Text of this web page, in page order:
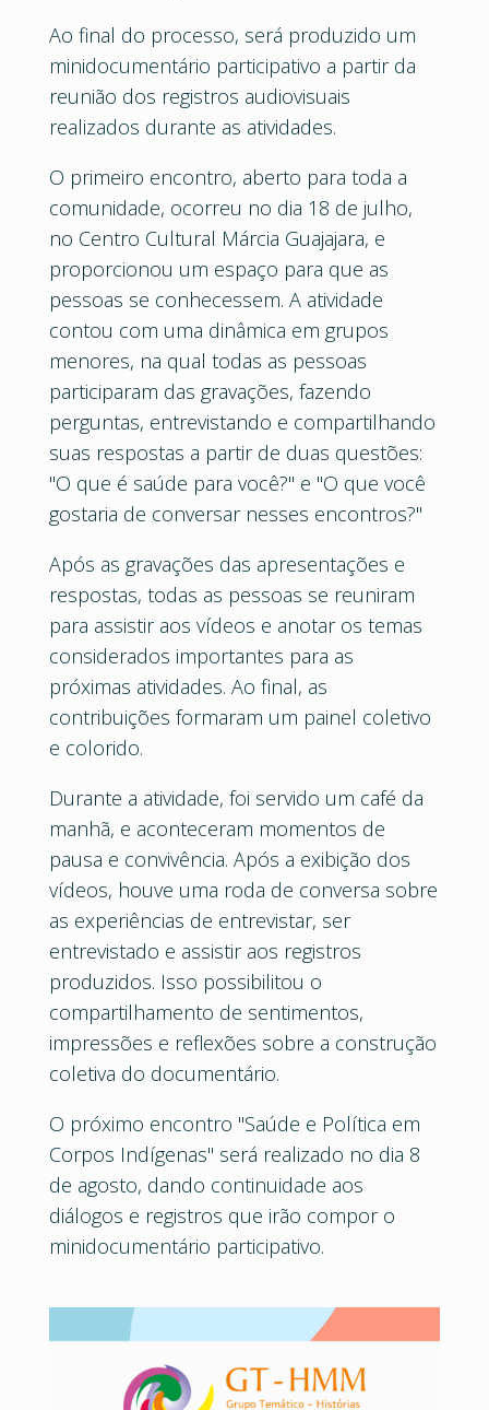
Ao final do processo, será produzido um
minidocumentário participativo a partir da
reunião dos registros audiovisuais
realizados durante as atividades.
O primeiro encontro, aberto para toda a
comunidade, ocorreu no dia 18 de julho,
no Centro Cultural Márcia Guajajara, e
proporcionou um espaço para que as
pessoas se conhecessem. A atividade
contou com uma dinâmica em grupos
menores, na qual todas as pessoas
participaram das gravações, fazendo
perguntas, entrevistando e compartilhando
suas respostas a partir de duas questões:
"O que é saúde para você?" e "O que você
gostaria de conversar nesses encontros?"
Após as gravações das apresentações e
respostas, todas as pessoas se reuniram
para assistir aos vídeos e anotar os temas
considerados importantes para as
próximas atividades. Ao final, as
contribuições formaram um painel coletivo
e colorido.
Durante a atividade, foi servido um café da
manhã, e aconteceram momentos de
pausa e convivência. Após a exibição dos
vídeos, houve uma roda de conversa sobre
as experiências de entrevistar, ser
entrevistado e assistir aos registros
produzidos. Isso possibilitou o
compartilhamento de sentimentos,
impressões e reflexões sobre a construção
coletiva do documentário.
O próximo encontro "Saúde e Política em
Corpos Indígenas" será realizado no dia 8
de agosto, dando continuidade aos
diálogos e registros que irão compor o
minidocumentário participativo.